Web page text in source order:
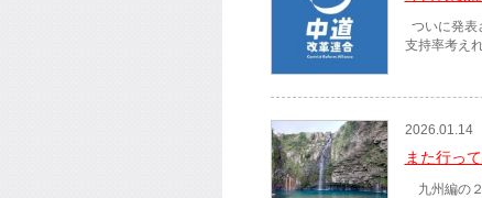
ついに発
支持率考え
2026.01.14
また行っ
九州編の